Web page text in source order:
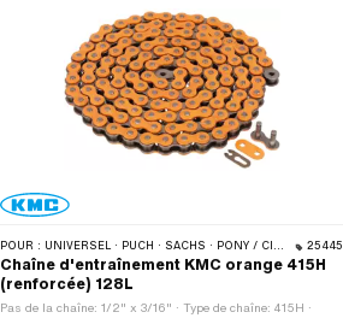
POUR : UNIVERSEL · PUCH · SACHS · PONY / CILO (BÊTA 521 & 512) · ZÜNDAPP BELMONDO · TOMOS · BYE BIKE 25445
Chaîne d'entraînement KMC orange 415H
(renforcée) 128L
Pas de la chaîne: 1/2" x 3/16" · Type de chaîne: 415H ·